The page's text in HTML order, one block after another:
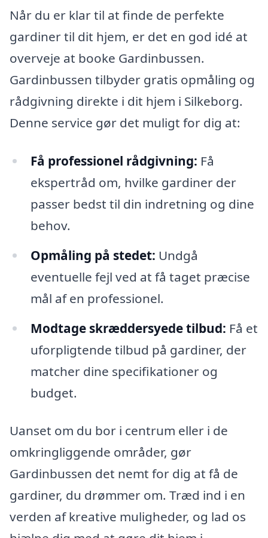
Når du er klar til at finde de perfekte
gardiner til dit hjem, er det en god idé at
overveje at booke Gardinbussen.
Gardinbussen tilbyder gratis opmåling og
rådgivning direkte i dit hjem i Silkeborg.
Denne service gør det muligt for dig at:
Få professionel rådgivning: Få
ekspertråd om, hvilke gardiner der
passer bedst til din indretning og dine
behov.
Opmåling på stedet: Undgå
eventuelle fejl ved at få taget præcise
mål af en professionel.
Modtage skræddersyede tilbud: Få et
uforpligtende tilbud på gardiner, der
matcher dine specifikationer og
budget.
Uanset om du bor i centrum eller i de
omkringliggende områder, gør
Gardinbussen det nemt for dig at få de
gardiner, du drømmer om. Træd ind i en
verden af kreative muligheder, og lad os